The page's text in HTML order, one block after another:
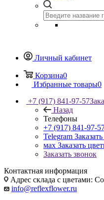
Личный кабинет
Корзина0
Избранные товары0
+7 (917) 841-97-57
Назад
Телефоны
+7 (917) 841-97-
Telegram
мах Заказать
Заказать звонок
Контактная информация
Адрес склада с цветами:
info@reflexflower.ru